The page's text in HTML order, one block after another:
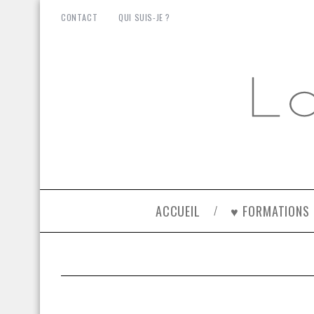
CONTACT QUI SUIS-JE ?
ACCUEIL ♥ FORMATIONS